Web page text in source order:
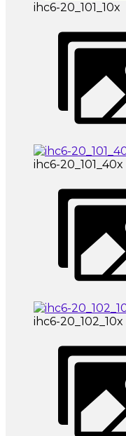
ihc6-20_101_10x
ihc6-20_101_40x
ihc6-20_102_10x